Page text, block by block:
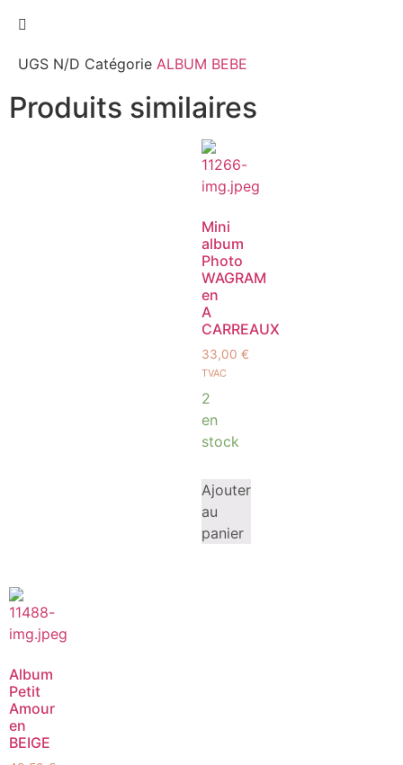
UGS N/D Catégorie ALBUM BEBE
Produits similaires
Mini
album
Photo
WAGRAM
en
A
CARREAUX
33,00 €
TVAC
2
en
stock
Ajouter
au
panier
Album
Petit
Amour
en
BEIGE